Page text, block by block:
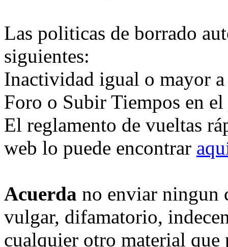
Las politicas de borrado
siguientes:
Inactividad igual o mayor a
Foro o Subir Tiempos en
El reglamento de vueltas
web lo puede encontrar
Acuerda no enviar ningun
vulgar, difamatorio,
cualquier otro material